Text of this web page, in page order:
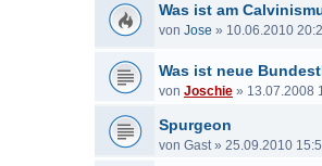
Was ist am
von Jose » 10.06.2010
Was ist neue
von Joschie » 13.07.2008
Spurgeon
von Gast» 25.09.2010